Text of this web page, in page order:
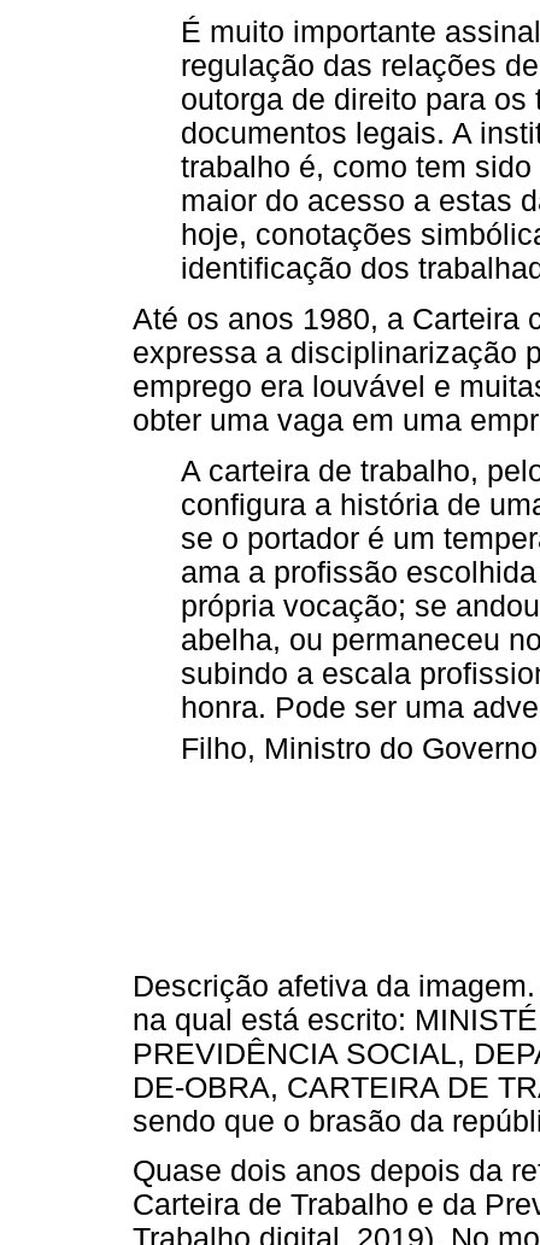
É muito importante
regulação das relações
outorga de direito para
documentos legais. A
trabalho é, como tem
maior do acesso a estas
hoje, conotações
identificação dos
Até os anos 1980, a Carteira
expressa a disciplinarização
emprego era louvável e
obter uma vaga em uma
A carteira de trabalho,
configura a história de
se o portador é um
ama a profissão
própria vocação; se
abelha, ou permaneceu
subindo a escala
honra. Pode ser uma
Filho, Ministro do
Descrição afetiva da
na qual está escrito:
PREVIDÊNCIA SOCIAL,
DE-OBRA, CARTEIRA DE
sendo que o brasão da
Quase dois anos depois da
Carteira de Trabalho e da